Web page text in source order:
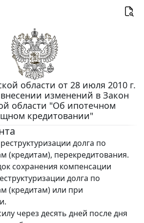
области от 28 июля 2010 г.
изменений в Закон
области "Об ипотечном
кредитовании"
долга по
(кредитам), перекредитования.
сохранения компенсации
долга по
(кредитам) или при
через десять дней после дня